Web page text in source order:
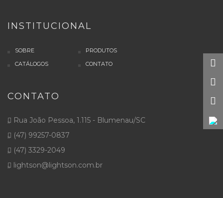
INSTITUCIONAL
SOBRE
PRODUTOS
CATÁLOGOS
CONTATO
CONTATO
Rua João Pessoa, 1.115 - Blumenau/SC
(47) 99257-0837
(47) 3329-2049
lightson@lightson.com.br